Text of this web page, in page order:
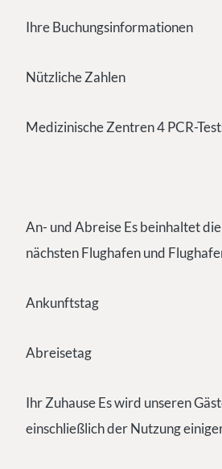
Ihre Buchungsinformationen
Nützliche Zahlen
Medizinische Zentren 4 PCR-
An- und Abreise Es beinhaltet
nächsten Flughafen und
Ankunftstag
Abreisetag
Ihr Zuhause Es wird unseren
einschließlich der Nutzung